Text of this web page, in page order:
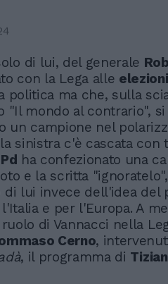
di lui, del generale
con la Lega alle
politica ma che, sulla
"Il mondo al contrario", si
un campione nel
sinistra c'è cascata con
Pd ha confezionato una
e la scritta
di lui invece dell'idea del
e per l'Europa. A
di Vannacci nella
Cerno,
, il programma di
Rudy Giuliani
Trump,
americana